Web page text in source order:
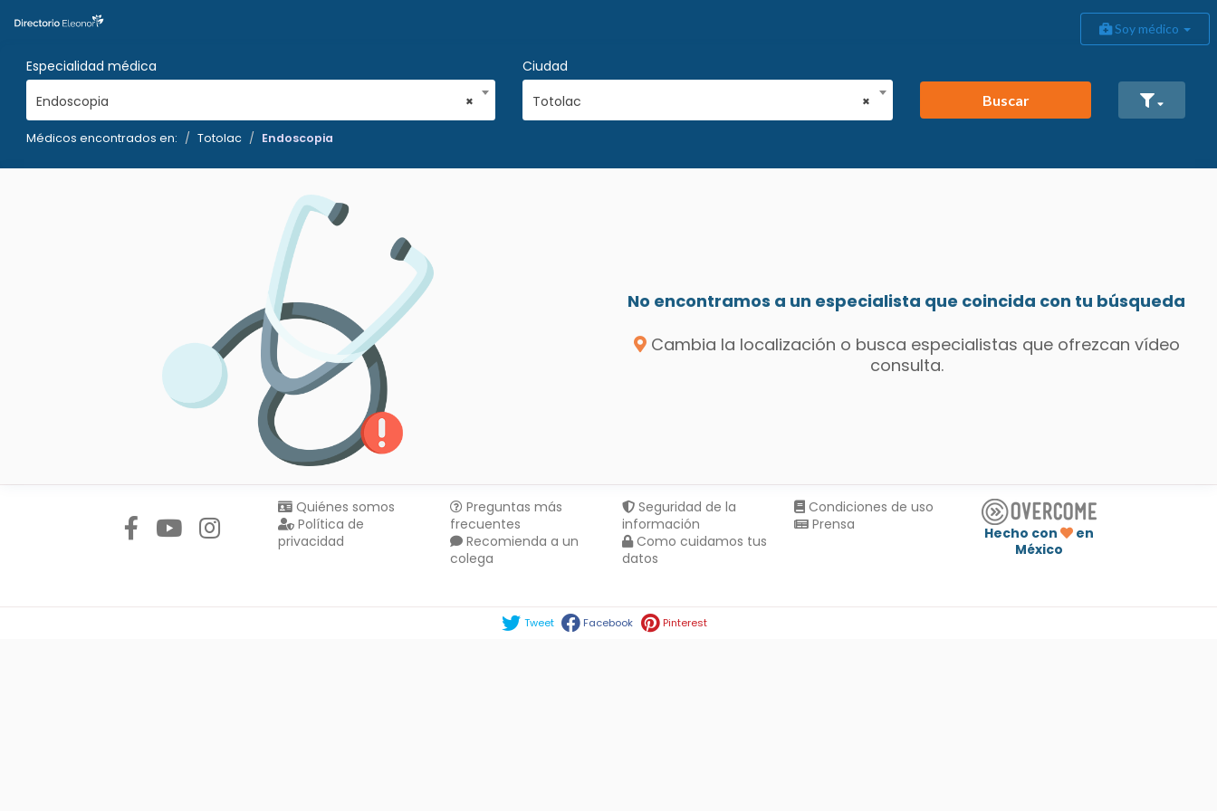
Soy médico
Especialidad médica
×
Endoscopia
Ciudad
×
Totolac Buscar
Médicos encontrados en: Totolac Endoscopia
No encontramos a un especialista que coincida con tu búsqueda
Cambia la localización o busca especialistas que ofrezcan vídeo
consulta.
Quiénes somos
Política de
privacidad
Preguntas más
frecuentes
Recomienda a un
colega
Seguridad de la
información
Como cuidamos tus
datos
Condiciones de uso
Prensa
Hecho con
en
México
Tweet Facebook Pinterest